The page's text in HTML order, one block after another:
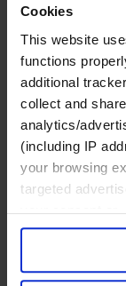
Cookies
This website
functions
additional
collect and
analytics/
(including IP
your browsing
targeted
your consent or,
your data for
Sell or Share
the website.
工业
化工与过程
机械与工业
汽车与交通设
能源业
金属与矿业
金融服务业
主权财富基金
保险业
基础设施
投资银行、
数字化资产
私募股权投